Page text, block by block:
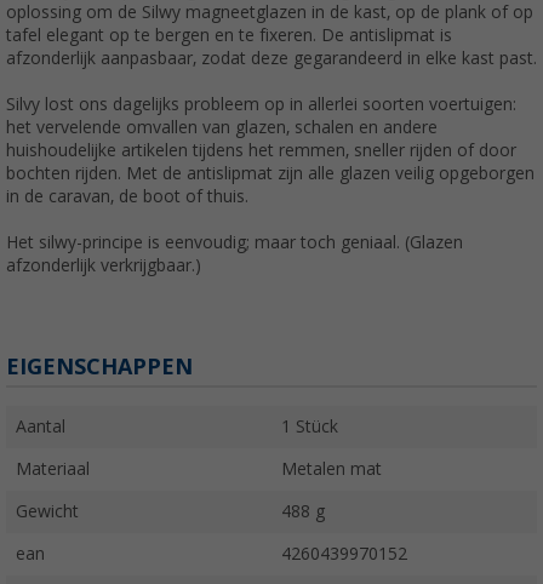
oplossing om de Silwy magneetglazen in de kast, op de plank of op
tafel elegant op te bergen en te fixeren. De antislipmat is
afzonderlijk aanpasbaar, zodat deze gegarandeerd in elke kast past.
Silvy lost ons dagelijks probleem op in allerlei soorten voertuigen:
het vervelende omvallen van glazen, schalen en andere
huishoudelijke artikelen tijdens het remmen, sneller rijden of door
bochten rijden. Met de antislipmat zijn alle glazen veilig opgeborgen
in de caravan, de boot of thuis.
Het silwy-principe is eenvoudig; maar toch geniaal. (Glazen
afzonderlijk verkrijgbaar.)
EIGENSCHAPPEN
Aantal 1 Stück
Materiaal Metalen mat
Gewicht 488 g
ean 4260439970152